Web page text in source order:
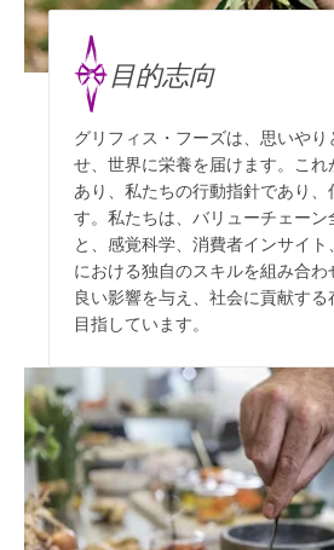
目的志向
グリフィス・フーズは、思いやり
せ、世界に栄養を届けます。こ
あり、私たちの行動指針であり
す。私たちは、バリューチェー
と、感覚科学、消費者インサイ
における独自のスキルを組み合
良い影響を与え、社会に貢献す
目指しています。